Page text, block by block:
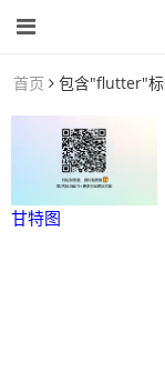
首页 包含"flutter"
甘特图